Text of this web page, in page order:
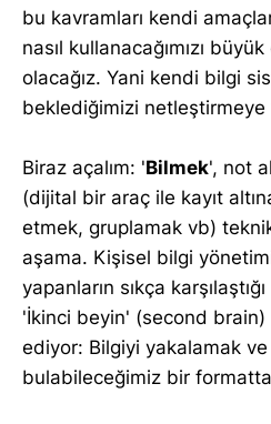
bu kavramları kendi
nasıl kullanacağımızı
olacağız. Yani kendi bilgi
beklediğimizi netleştirmeye
Biraz açalım: 'Bilmek', not
(dijital bir araç ile kayıt
etmek, gruplamak vb)
aşama. Kişisel bilgi
yapanların sıkça
'İkinci beyin' (second brain)
ediyor: Bilgiyi yakalamak
bulabileceğimiz bir